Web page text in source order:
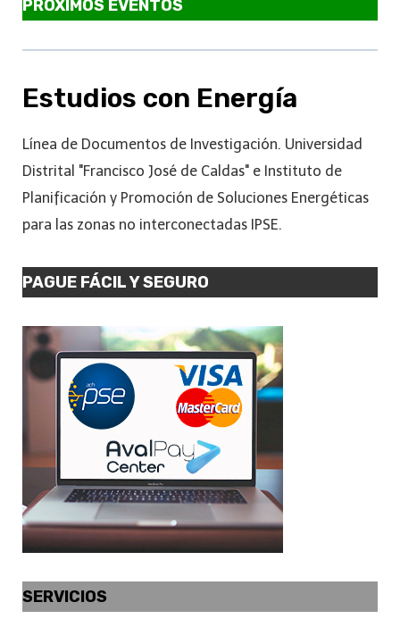
PRÓXIMOS EVENTOS
Estudios con Energía
Línea de Documentos de Investigación. Universidad
Distrital "Francisco José de Caldas" e Instituto de
Planificación y Promoción de Soluciones Energéticas
para las zonas no interconectadas IPSE.
PAGUE FÁCIL Y SEGURO
SERVICIOS